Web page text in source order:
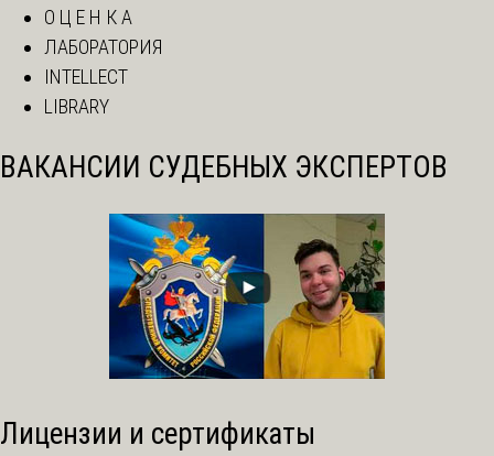
О Ц Е Н К А
ЛАБОРАТОРИЯ
INTELLECT
LIBRARY
ВАКАНСИИ СУДЕБНЫХ ЭКСПЕРТОВ
Лицензии и сертификаты